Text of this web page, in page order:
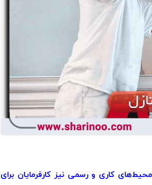
کاری و رسمی‌ نیز کارفرمایان برای